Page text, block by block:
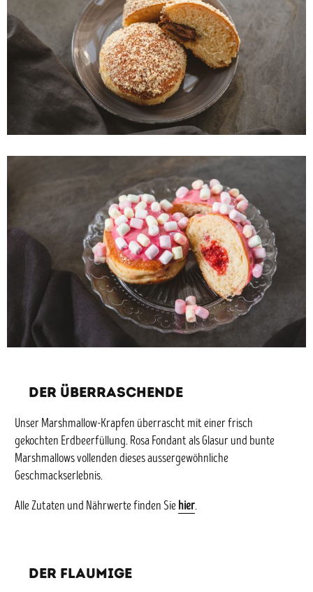
DER ÜBERRASCHENDE
Unser Marshmallow-Krapfen überrascht mit einer frisch
gekochten Erdbeerfüllung. Rosa Fondant als Glasur und bunte
Marshmallows vollenden dieses aussergewöhnliche
Geschmackserlebnis.
Alle Zutaten und Nährwerte finden Sie hier.
DER FLAUMIGE